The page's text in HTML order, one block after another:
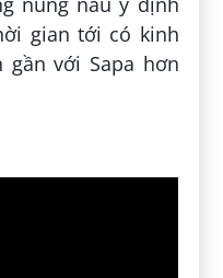
gian tới có kinh
với Sapa hơn